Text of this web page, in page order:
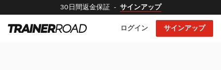
30日間返金保証 - サインアップ
ログイン サインアップ